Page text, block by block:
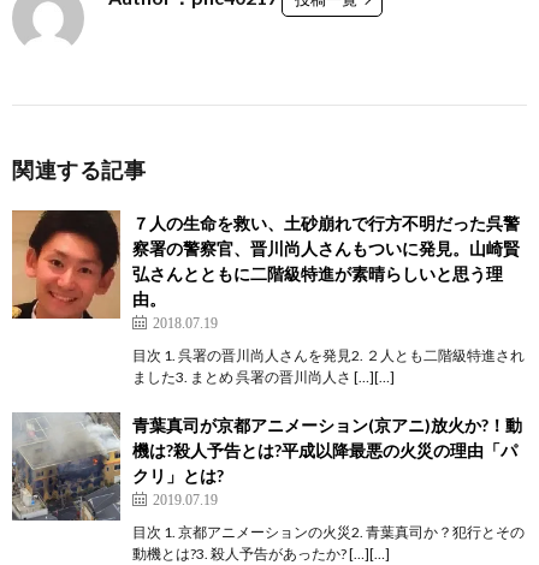
関連する記事
７人の生命を救い、土砂崩れで行方不明だった呉警
察署の警察官、晋川尚人さんもついに発見。山崎賢
弘さんとともに二階級特進が素晴らしいと思う理
由。
2018.07.19
目次 1. 呉署の晋川尚人さんを発見2. ２人とも二階級特進され
ました3. まとめ 呉署の晋川尚人さ […][…]
青葉真司が京都アニメーション(京アニ)放火か?！動
機は?殺人予告とは?平成以降最悪の火災の理由「パ
クリ」とは?
2019.07.19
目次 1. 京都アニメーションの火災2. 青葉真司か？犯行とその
動機とは?3. 殺人予告があったか? […][…]